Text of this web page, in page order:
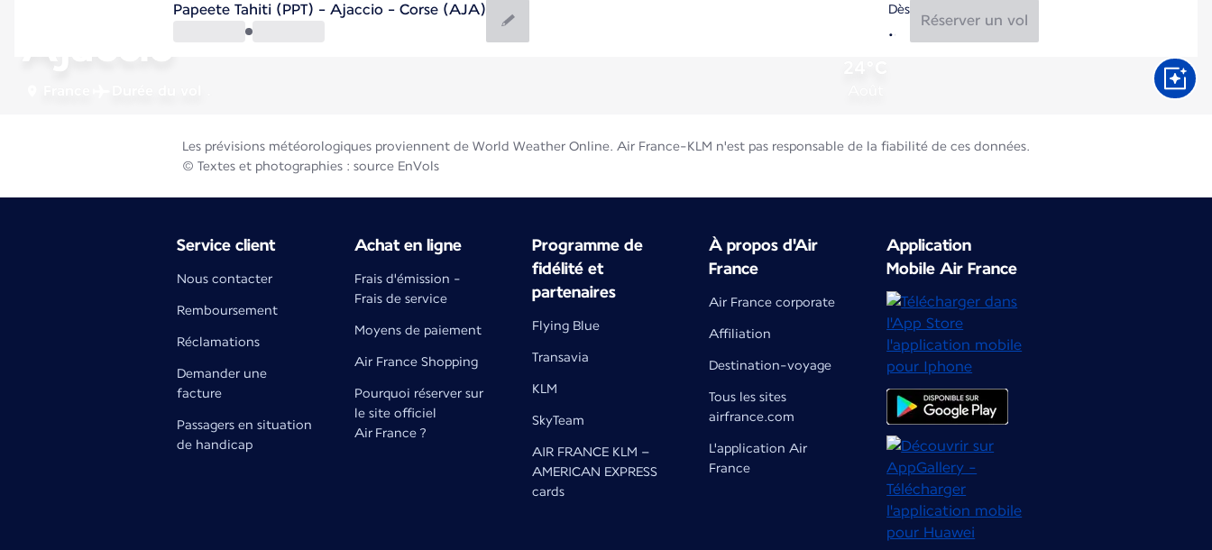
Ajaccio
Papeete Tahiti (PPT) - Ajaccio - Corse (AJA) Dès
Réserver un vol
Les prévisions météorologiques proviennent de World Weather Online. Air France-KLM n'est pas responsable de la fiabilité de ces données.
© Textes et photographies : source EnVols
Service client
Nous contacter
Remboursement
Réclamations
Demander une
facture
Passagers en situation
de handicap
Achat en ligne
Frais d'émission -
Frais de service
Moyens de paiement
Air France Shopping
Pourquoi réserver sur
le site officiel
Air France ?
Programme de
fidélité et
partenaires
Flying Blue
Transavia
KLM
SkyTeam
AIR FRANCE KLM –
AMERICAN EXPRESS
cards
À propos d'Air
France
Air France corporate
Affiliation
Destination-voyage
Tous les sites
airfrance.com
L'application Air
France
Application
Mobile Air France